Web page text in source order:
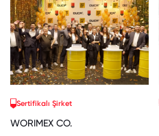
Sertifikalı Şirket
WORIMEX CO.